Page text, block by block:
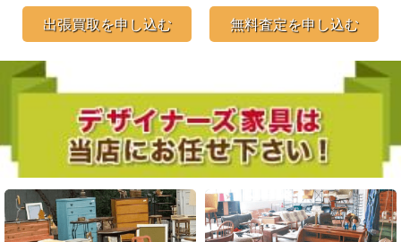
出張買取を申し込む 無料査定を申し込む